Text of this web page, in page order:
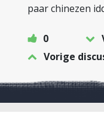
paar chinezen
0
Vorige